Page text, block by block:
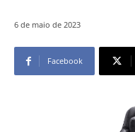
6 de maio de 2023
Facebook